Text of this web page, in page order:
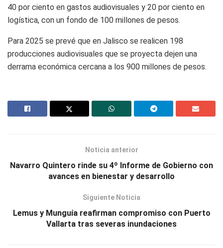
40 por ciento en gastos audiovisuales y 20 por ciento en
logística, con un fondo de 100 millones de pesos.
Para 2025 se prevé que en Jalisco se realicen 198
producciones audiovisuales que se proyecta dejen una
derrama económica cercana a los 900 millones de pesos.
Noticia anterior
Navarro Quintero rinde su 4º Informe de Gobierno con
avances en bienestar y desarrollo
Siguiente Noticia
Lemus y Munguía reafirman compromiso con Puerto
Vallarta tras severas inundaciones